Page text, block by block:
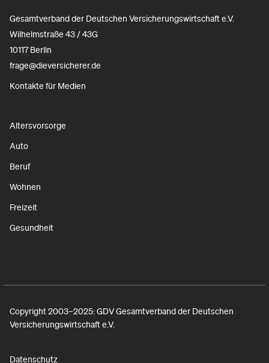
Gesamtverband der Deutschen Versicherungswirtschaft e.V.
Wilhelmstraße 43 / 43G
10117 Berlin
frage@dieversicherer.de
Kontakte für Medien
Altersvorsorge
Auto
Beruf
Wohnen
Freizeit
Gesundheit
Copyright 2003–2025: GDV Gesamtverband der Deutschen
Versicherungswirtschaft e.V.
Datenschutz